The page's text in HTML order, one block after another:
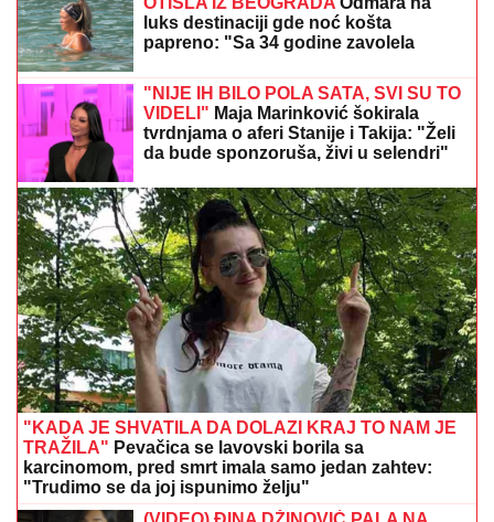
EKSPLOZIJE POTRESLE PRIMORJE:Zapalila se i
detonirala trafostanica u Utjehi, celo naselje bez
struje
ANDRIJA MILOŠEVIĆ U NIKAD
LUĐEM IZDANJUNa glavi papilotne,
šokira fotkom iz salona
ŠTA SE DEŠAVA SA CENOM NAFTE?
Sve oči uprte u Bliski istok, strepnje
svakim danom rastu